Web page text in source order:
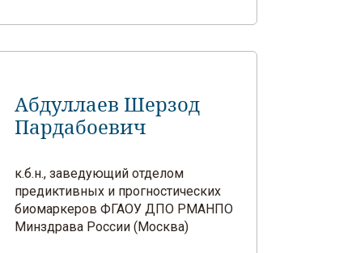
Абдуллаев Шерзод
Пардабоевич
к.б.н., заведующий отделом
предиктивных и прогностических
биомаркеров ФГАОУ ДПО РМАНПО
Минздрава России (Москва)